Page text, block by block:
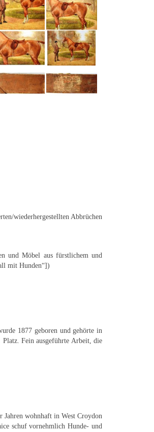
wiederhergestellten Abbrüchen
und Möbel aus fürstlichem und
mit Hunden“])
1877 geboren und gehörte in
Fein ausgeführte Arbeit, die
Jahren wohnhaft in West Croydon
schuf vornehmlich Hunde- und